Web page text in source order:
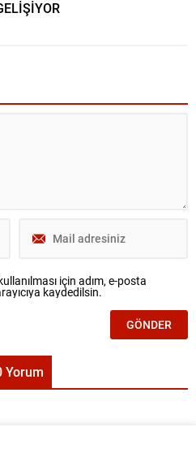
için adım, e-posta
kaydedilsin.
Yorum